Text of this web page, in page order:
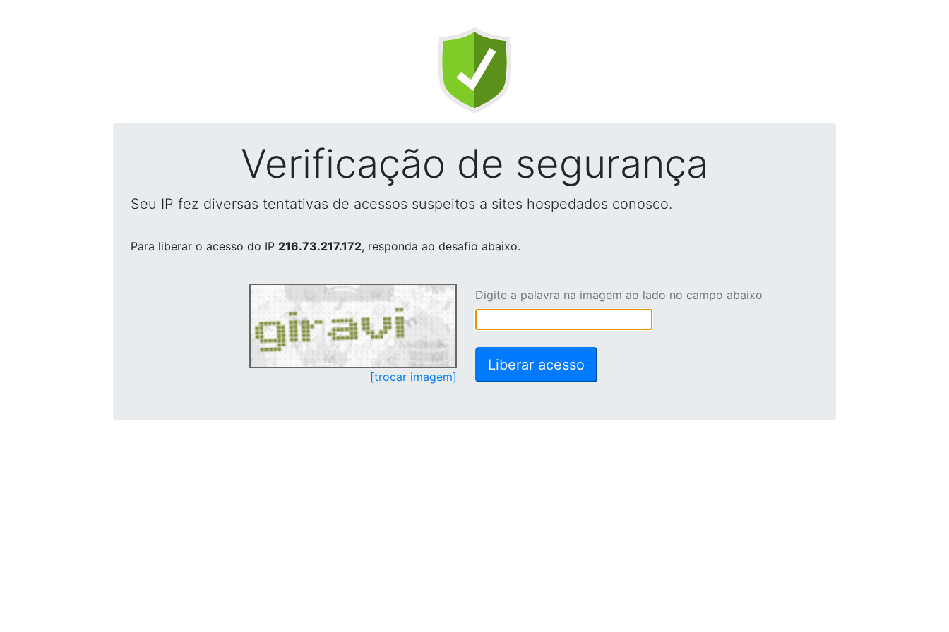
Verificação de segurança
Seu IP fez diversas tentativas de acessos suspeitos a sites hospedados conosco.
Para liberar o acesso do IP 216.73.217.172, responda ao desafio abaixo.
[trocar imagem]
Digite a palavra na imagem ao lado no campo abaixo